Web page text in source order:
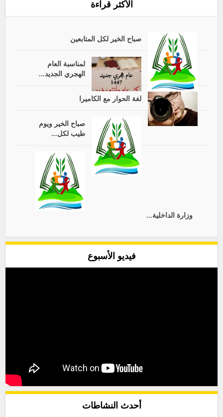
الأكثر قراءة
صباح الخير لكل المتابعين
لمناسبة العام
الهجري الجديد...
لغة الحوار مع الكاميرا
صباح الخير ويوم
طيب لكل...
وزارة الداخلية...
فيديو الأسبوع
أحدث النشاطات